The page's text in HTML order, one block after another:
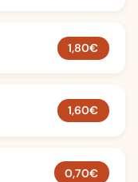
1,80€
1,60€
0,70€